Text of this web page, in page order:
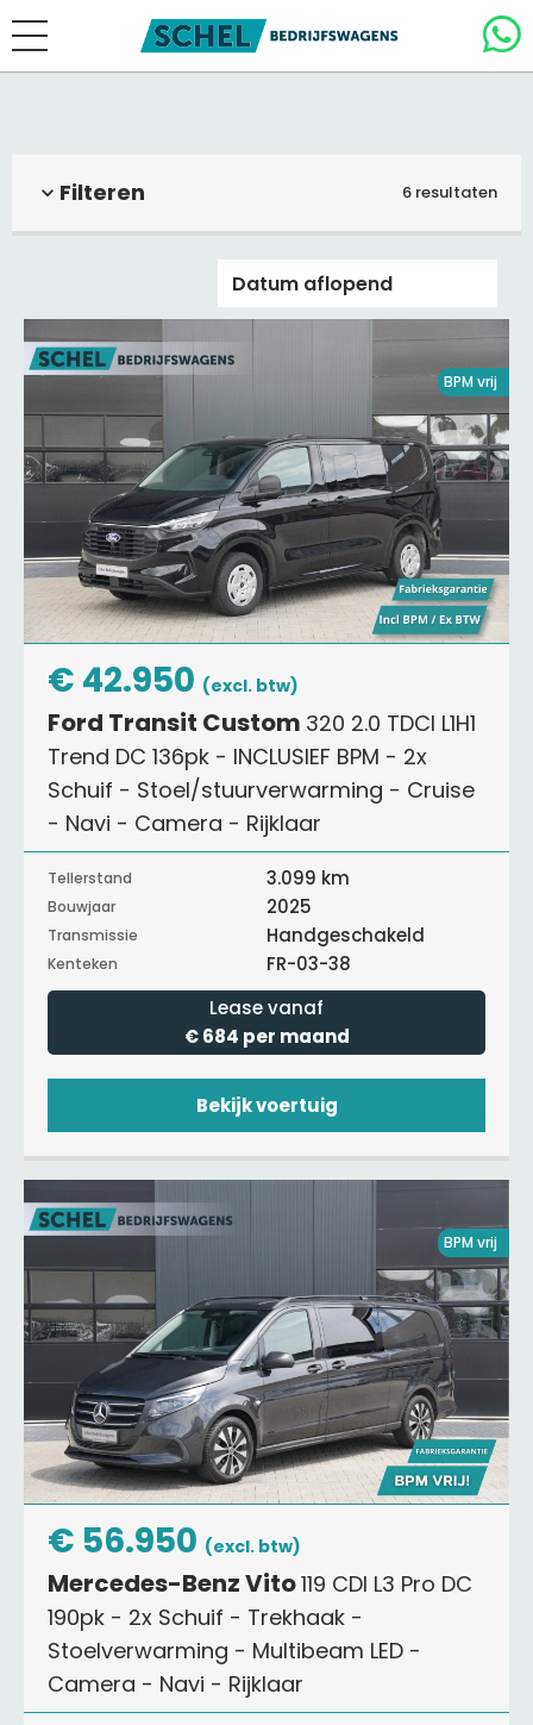
Filteren 6 resultaten
BPM vrij
€ 42.950 (excl. btw)
Ford Transit Custom 320 2.0 TDCI L1H1
Trend DC 136pk - INCLUSIEF BPM - 2x
Schuif - Stoel/stuurverwarming - Cruise
- Navi - Camera - Rijklaar
Tellerstand 3.099 km
Bouwjaar 2025
Transmissie Handgeschakeld
Kenteken
FR-03-38
Lease vanaf
€ 684 per maand
Bekijk voertuig
BPM vrij
€ 56.950 (excl. btw)
Mercedes-Benz Vito119 CDI L3 Pro DC
190pk - 2x Schuif - Trekhaak -
Stoelverwarming - Multibeam LED -
Camera - Navi - Rijklaar